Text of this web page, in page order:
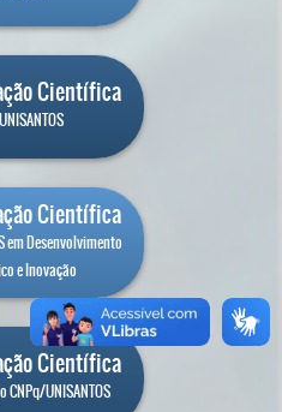
Científica
Científica
em Desenvolvimento
e Inovação
Científica
CNPq/UNISANTOS